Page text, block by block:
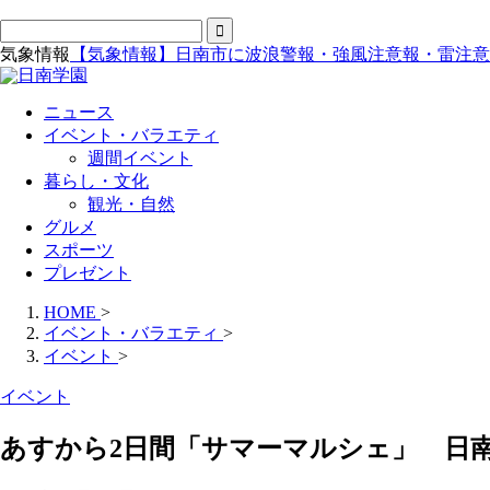
気象情報 【気象情報】日南市に波浪警報・強風注意報・雷注
ニュース
イベント・バラエティ
週間イベント
暮らし・文化
観光・自然
グルメ
スポーツ
プレゼント
HOME >
イベント・バラエティ >
イベント >
イベント
あすから2日間「サマーマルシェ」 日